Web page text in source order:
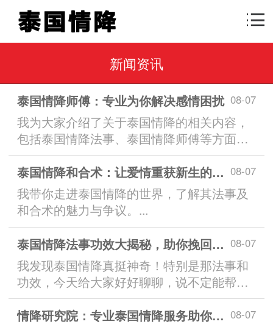
新闻资讯
08-07
泰国情降师傅：专业为你解决感情困扰
我为大家介绍了关于泰国情降的相关内容，
包括泰国情降法事、泰国情降师傅等方面，
帮助你更好地了解这一神秘文化现象。...
08-07
泰国情降和合术：让爱情重获新生的秘密
我带你走进泰国情降的世界，了解其法事及
和合术的魅力与争议。...
08-07
泰国情降法事功效大揭秘，助你挽回感情婚姻
我发现泰国情降真挺神奇！特别是那法事和
功效，今天给大家好好聊聊，说不定能帮你
挽回感情哦。...
08-07
情降研究院：专业泰国情降服务助你挽回感情与婚姻